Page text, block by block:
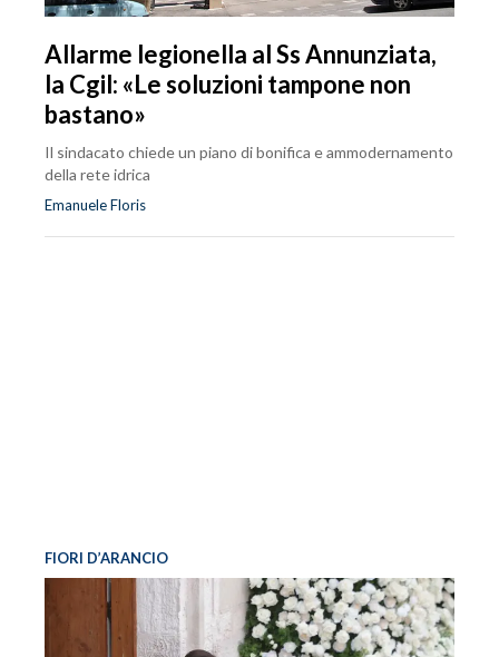
Allarme legionella al Ss Annunziata,
la Cgil: «Le soluzioni tampone non
bastano»
Il sindacato chiede un piano di bonifica e ammodernamento
della rete idrica
Emanuele Floris
FIORI D’ARANCIO